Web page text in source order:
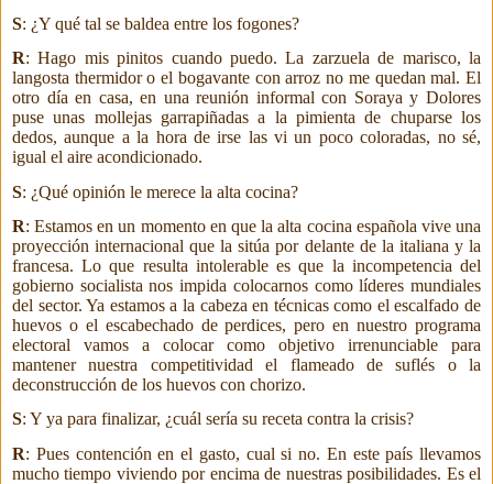
S: ¿Y qué tal se baldea entre los fogones?
R: Hago mis pinitos cuando puedo. La zarzuela de marisco, la
langosta thermidoro el bogavante con arroz no me quedan mal. El
otro día en casa, en una reunión informal con Soraya y Dolores
puse unas mollejas garrapiñadas a la pimienta de chuparse los
dedos, aunque a la hora de irse las vi un poco coloradas, no sé,
igual el aire acondicionado.
S: ¿Qué opinión le merece la alta cocina?
R: Estamos en un momento en que la alta cocina española vive una
proyección internacional que la sitúa por delante de la italiana y la
francesa. Lo que resulta intolerable es que la incompetencia del
gobierno socialista nos impida colocarnos como líderes mundiales
del sector. Ya estamos a la cabeza en técnicas como el escalfado de
huevos o el escabechado de perdices, pero en nuestro programa
electoral vamos a colocar como objetivo irrenunciable para
mantener nuestra competitividadel flameado de suflés
o la
deconstrucción de los huevos con chorizo.
S: Y ya para finalizar, ¿cuál sería su receta contra la crisis?
R: Pues contención en el gasto, cual si no. En este país llevamos
mucho tiempo viviendo por encima de nuestras posibilidades. Es el